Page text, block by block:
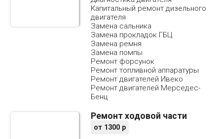
Капитальный ремонт дизельного
двигателя
Замена сальника
Замена прокладок ГБЦ
Замена ремня
Замена помпы
Ремонт форсунок
Ремонт топливной аппаратуры
Ремонт двигателей Ивеко
Ремонт двигателей Мерседес-
Бенц
Ремонт ходовой части
от 1300р